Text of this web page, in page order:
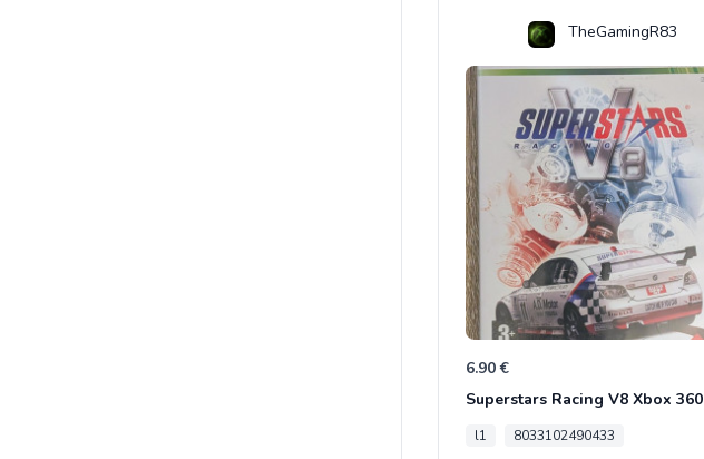
TheGamingR83
6.90 €
Superstars Racing V8 Xbox 360
l1 8033102490433